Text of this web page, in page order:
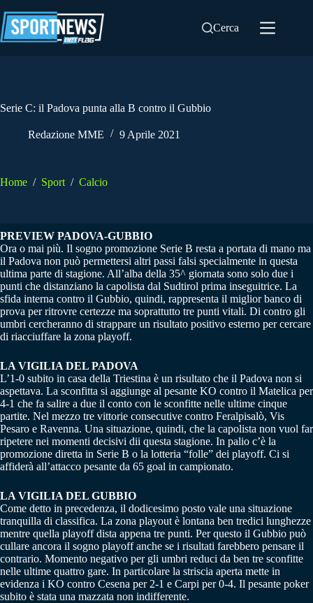
al
contenuto
Cerca
Serie C: il Padova punta alla B contro il Gubbio
Redazione MME 9 Aprile 2021
Home / Sport / Calcio
PREVIEW PADOVA-GUBBIO
Ora o mai più. Il sogno promozione Serie B resta a portata di mano ma
il Padova non può permettersi altri passi falsi specialmente in questa
ultima parte di stagione. All’alba della 35^ giornata sono solo due i
punti che distanziano la capolista dal Sudtirol prima inseguitrice. La
sfida interna contro il Gubbio, quindi, rappresenta il miglior banco di
prova per ritrovre certezze ma soprattutto tre punti vitali. Di contro gli
umbri cercheranno di strappare un risultato positivo esterno per cercare
di riacciuffare la zona playoff.
LA VIGILIA DEL PADOVA
L’1-0 subito in casa della Triestina è un risultato che il Padova non si
aspettava. La sconfitta si aggiunge al pesante KO contro il Matelica per
4-1 che fa salire a due il conto con le sconfitte nelle ultime cinque
partite. Nel mezzo tre vittorie consecutive contro Feralpisalò, Vis
Pesaro e Ravenna. Una situazione, quindi, che la capolista non vuol far
ripetere nei momenti decisivi dii questa stagione. In palio c’è la
promozione diretta in Serie B o la lotteria “folle” dei playoff. Ci si
affiderà all’attacco pesante da 65 goal in campionato.
LA VIGILIA DEL GUBBIO
Come detto in precedenza, il dodicesimo posto vale una situazione
tranquilla di classifica. La zona playout è lontana ben tredici lunghezze
mentre quella playoff dista appena tre punti. Per questo il Gubbio può
cullare ancora il sogno playoff anche se i risultati farebbero pensare il
contrario. Momento negativo per gli umbri reduci da ben tre sconfitte
nelle ultime quattro gare. In particolare la striscia aperta mette in
evidenza i KO contro Cesena per 2-1 e Carpi per 0-4. Il pesante poker
subito è stata una mazzata non indifferente.